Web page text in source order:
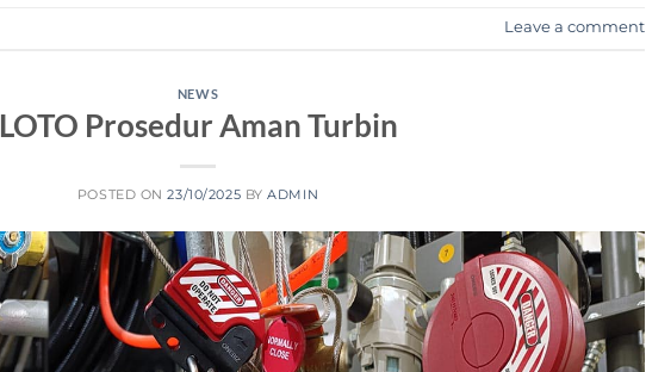
Leave a comment
NEWS
LOTO Prosedur Aman Turbin
POSTED ON23/10/2025 BYADMIN